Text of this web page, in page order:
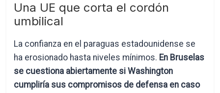
Una UE que corta el cordón
umbilical
La confianza en el paraguas estadounidense se
ha erosionado hasta niveles mínimos. En Bruselas
se cuestiona abiertamente si Washington
cumpliría sus compromisos de defensa en caso